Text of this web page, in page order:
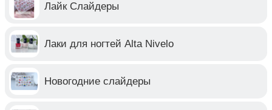
Лайк Слайдеры
Лаки для ногтей Alta Nivelo
Новогодние слайдеры